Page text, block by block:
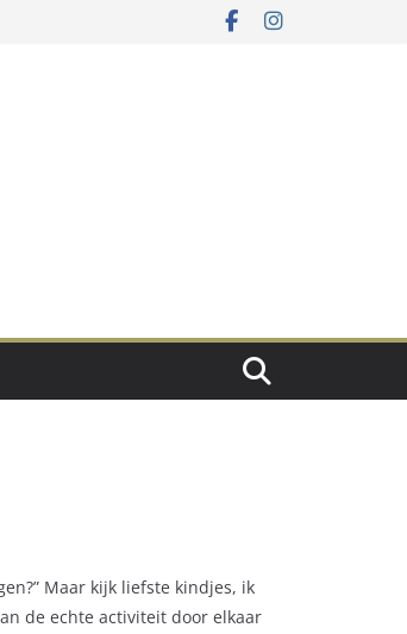
Maar kijk liefste kindjes, ik
de echte activiteit door elkaar